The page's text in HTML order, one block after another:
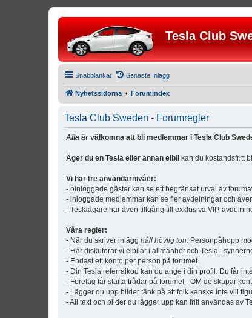
Tesla Club
Snabblänkar Senaste Inlägg
Nyhetssidorna Forumindex
Tesla Club Sweden - Forumregler
Alla är välkomna att bli medlemmar i Tesla Club
Äger du en Tesla eller annan elbil kan du kostandsfritt
Vi har tre användarnivåer:
- oinloggade gäster kan se ett begränsat urval av
- inloggade medlemmar kan se fler avdelningar och
- Teslaägare har även tillgång till exklusiva VIP-
Våra regler:
- När du skriver inlägg håll hövlig ton. Personpåhopp
- Här diskuterar vi elbilar i allmänhet och Tesla i
- Endast ett konto per person på forumet.
- Din Tesla referralkod kan du ange i din profil. Du får
- Företag får starta trådar på forumet - OM de skapar
- Lägger du upp bilder tänk på att folk kanske inte vill
- All text och bilder du lägger upp kan fritt användas av